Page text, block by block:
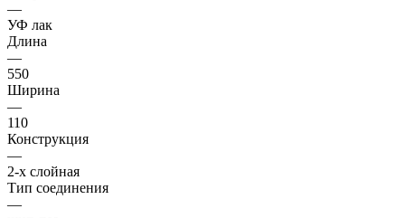
—
УФ лак
Длина
—
550
Ширина
—
110
Конструкция
—
2-х слойная
Тип соединения
—